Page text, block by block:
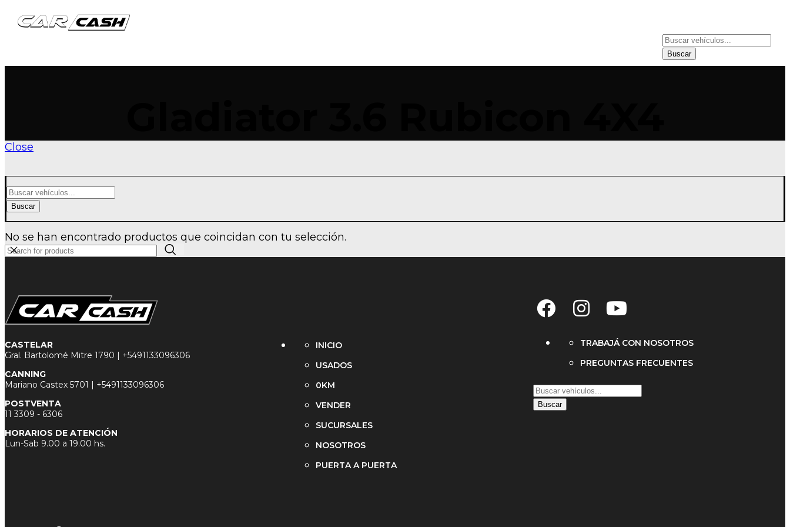
Buscar
Close
Buscar
No se han encontrado productos que coincidan con tu selección.
CASTELAR
Gral. Bartolomé Mitre 1790 | +5491133096306
CANNING
Mariano Castex 5701 | +5491133096306
POSTVENTA
11 3309 - 6306
HORARIOS DE ATENCIÓN
Lun-Sab 9.00 a 19.00 hs.
INICIO
USADOS
0KM
VENDER
SUCURSALES
NOSOTROS
PUERTA A PUERTA
TRABAJÁ CON NOSOTROS
PREGUNTAS FRECUENTES
Buscar